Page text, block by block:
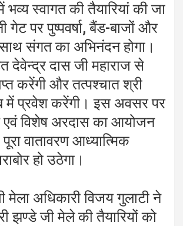
भव्य स्वागत की तैयारियां की जा
गेट पर पुष्पवर्षा, बैंड-बाजों और
संगत का अभिनंदन होगा।
देवेन्द्र दास जी महाराज से
करेंगी और तत्पश्चात श्री
में प्रवेश करेंगी। इस अवसर पर
एवं विशेष अरदास का आयोजन
वातावरण आध्यात्मिक
हो उठेगा।
मेला अधिकारी विजय गुलाटी ने
झण्डे जी मेले की तैयारियों को